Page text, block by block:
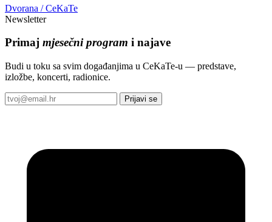
Dvorana / CeKaTe
Newsletter
Primaj mjesečni program i najave
Budi u toku sa svim događanjima u CeKaTe-u — predstave,
izložbe, koncerti, radionice.
Prijavi se